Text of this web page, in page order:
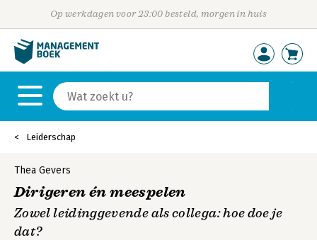
Op werkdagen voor 23:00 besteld, morgen in huis
Leiderschap
Thea Gevers
Dirigeren én meespelen
Zowel leidinggevende als collega: hoe doe je
dat?